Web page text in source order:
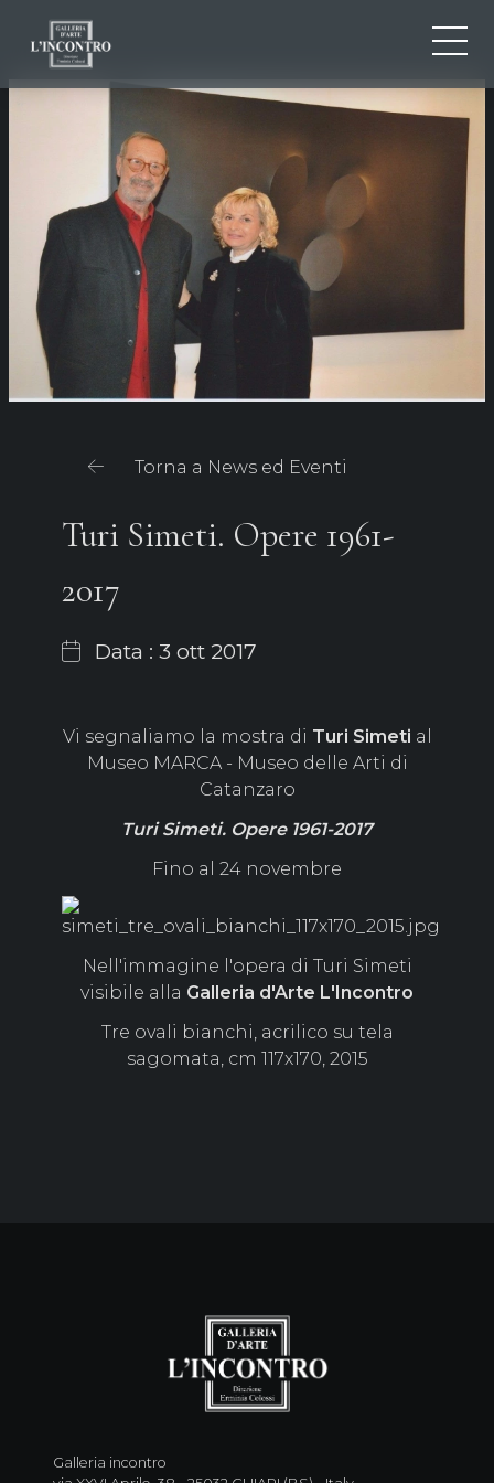
IT
NEWS ED EVENTI
ARTISTI E OPERE
MOSTRE
CONTATTI
Torna a News ed Eventi
Turi Simeti. Opere 1961-
2017
Data : 3 ott 2017
Vi segnaliamo la mostra di Turi Simeti al
Museo MARCA - Museo delle Arti di
Catanzaro
Turi Simeti. Opere 1961-2017
Fino al 24 novembre
Nell'immagine l'opera di Turi Simeti
visibile alla Galleria d'Arte L'Incontro
Tre ovali bianchi, acrilico su tela
sagomata, cm 117x170, 2015
Galleria incontro